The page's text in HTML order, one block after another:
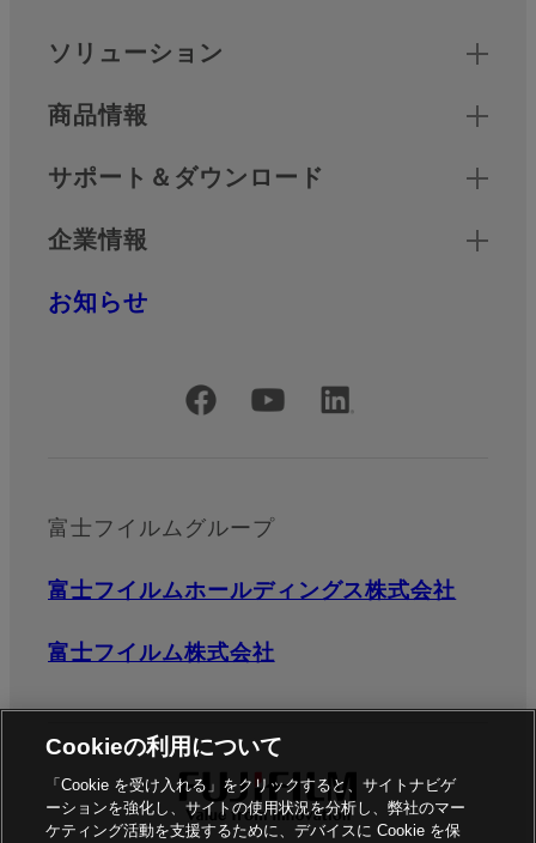
クイックリンク
ソリューション
商品情報
サポート＆ダウンロード
企業情報
お知らせ
公式SNSアカウント
富士フイルムグループ
富士フイルムホールディングス株式会社
富士フイルム株式会社
Cookieの利用について
「Cookie を受け入れる」をクリックすると、サイトナビゲ
ーションを強化し、サイトの使用状況を分析し、弊社のマー
ケティング活動を支援するために、デバイスに Cookie を保